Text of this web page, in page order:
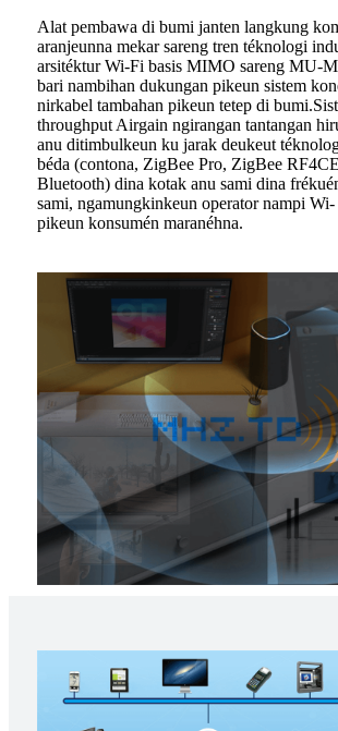
Alat pembawa di bumi janten langkung
aranjeunna mekar sareng tren téknologi
arsitéktur Wi-Fi basis MIMO sareng MU-
bari nambihan dukungan pikeun sistem
nirkabel tambahan pikeun tetep di
throughput Airgain ngirangan tantangan
anu ditimbulkeun ku jarak deukeut
béda (contona, ZigBee Pro, ZigBee
Bluetooth) dina kotak anu sami dina
sami, ngamungkinkeun operator nampi
pikeun konsumén maranéhna.